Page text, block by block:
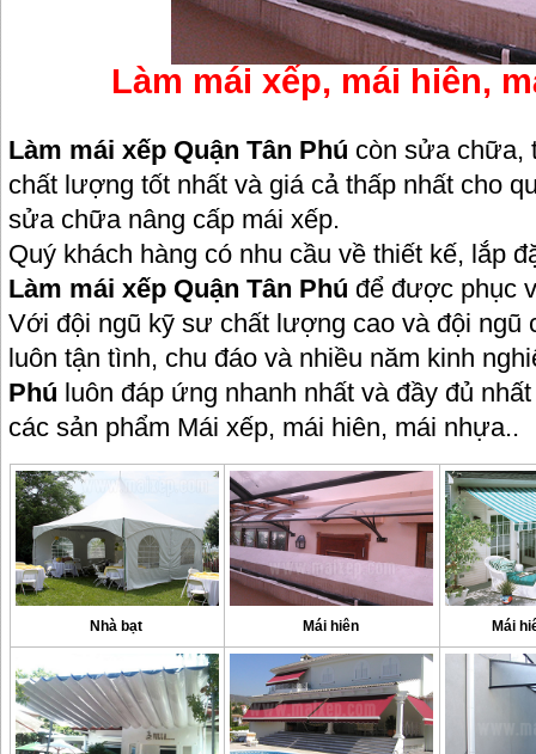
Làm mái xếp, mái hiên,
Làm mái xếp Quận Tân Phú còn sửa chữa,
chất lượng tốt nhất và giá cả thấp nhất cho
sửa chữa nâng cấp mái xếp.
Quý khách hàng có nhu cầu về thiết kế, lắp
Làm mái xếp Quận Tân Phú để được phục
Với đội ngũ kỹ sư chất lượng cao và đội ngũ
luôn tận tình, chu đáo và nhiều năm kinh
Phú luôn đáp ứng nhanh nhất và đầy đủ
các sản phẩm Mái xếp, mái hiên, mái nhựa..
Nhà bạt Mái hiên Mái